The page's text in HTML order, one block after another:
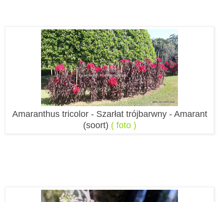
Amaranthus tricolor - Szarłat trójbarwny - Amarant
(soort) ( foto )